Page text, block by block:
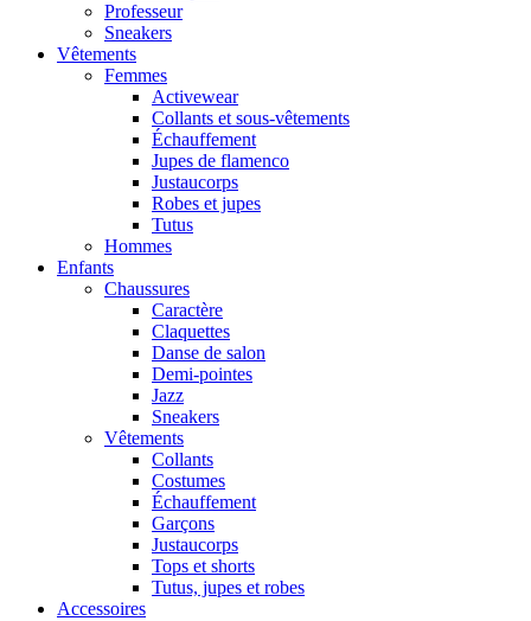
Professeur
Sneakers
Vêtements
Femmes
Activewear
Collants et sous-vêtements
Échauffement
Jupes de flamenco
Justaucorps
Robes et jupes
Tutus
Hommes
Enfants
Chaussures
Caractère
Claquettes
Danse de salon
Demi-pointes
Jazz
Sneakers
Vêtements
Collants
Costumes
Échauffement
Garçons
Justaucorps
Tops et shorts
Tutus, jupes et robes
Accessoires